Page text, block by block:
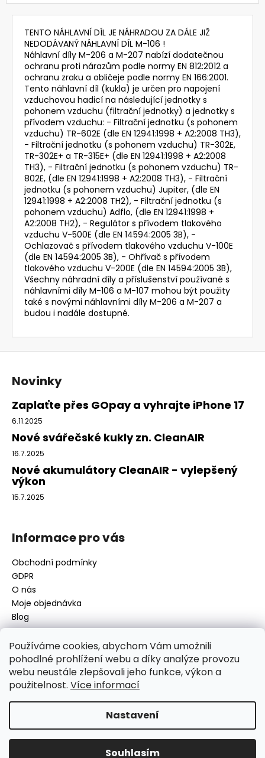
Používáme cookies, abychom Vám umožnili
pohodlné prohlížení webu a díky analýze provozu
webu neustále zlepšovali jeho funkce, výkon a
použitelnost. Více informací
Nastavení
Souhlasím
TENTO NÁHLAVNÍ DÍL JE NÁHRADOU ZA DÁLE JIŽ
NEDODÁVANÝ NÁHLAVNÍ DÍL M-106 !
Náhlavní díly M-206 a M-207 nabízí dodatečnou
ochranu proti nárazům podle normy EN 812:2012 a
ochranu zraku a obličeje podle normy EN 166:2001.
Tento náhlavní díl (kukla) je určen pro napojení
vzduchovou hadicí na následující jednotky s
pohonem vzduchu (filtrační jednotky) a jednotky s
přívodem vzduchu: - Filtrační jednotku (s pohonem
vzduchu) TR-602E (dle EN 12941:1998 + A2:2008 TH3),
- Filtrační jednotku (s pohonem vzduchu) TR-302E,
TR-302E+ a TR-315E+ (dle EN 12941:1998 + A2:2008
TH3), - Filtrační jednotku (s pohonem vzduchu) TR-
802E, (dle EN 12941:1998 + A2:2008 TH3), - Filtrační
jednotku (s pohonem vzduchu) Jupiter, (dle EN
12941:1998 + A2:2008 TH2), - Filtrační jednotku (s
pohonem vzduchu) Adflo, (dle EN 12941:1998 +
A2:2008 TH2), - Regulátor s přívodem tlakového
vzduchu V-500E (dle EN 14594:2005 3B), -
Ochlazovač s přívodem tlakového vzduchu V-100E
(dle EN 14594:2005 3B), - Ohřívač s přívodem
tlakového vzduchu V-200E (dle EN 14594:2005 3B),
Všechny náhradní díly a příslušenství používané s
náhlavními díly M-106 a M-107 mohou být použity
také s novými náhlavními díly M-206 a M-207 a
budou i nadále dostupné.
Původně:
4
192
Z
Novinky
Zaplaťte přes GOpay a vyhrajte iPhone 17
6.11.2025
Nové svářečské kukly zn. CleanAIR
16.7.2025
Nové akumulátory CleanAIR - vylepšený
výkon
15.7.2025
Informace pro vás
Obchodní podmínky
GDPR
O nás
Moje objednávka
Blog
Kontakt
disamsafety@disamsafety.cz
596 624 947
Sledujte nás na Facebooku